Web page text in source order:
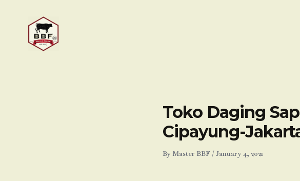
Toko Daging
Cipayung-
By Master BBF /January 4, 2021